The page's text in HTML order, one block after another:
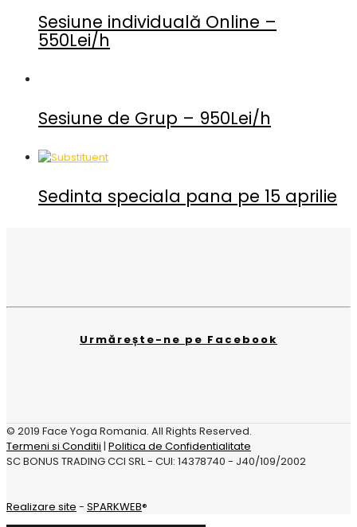
Sesiune individuală Online –
550Lei/h
Sesiune de Grup – 950Lei/h
Sedinta speciala pana pe 15 aprilie
Urmărește-ne pe Facebook
© 2019 Face Yoga Romania. All Rights Reserved.
Termeni si Conditii | Politica de Confidentialitate
SC BONUS TRADING CCI SRL - CUI: 14378740 - J40/109/2002
Realizare site - SPARKWEB®